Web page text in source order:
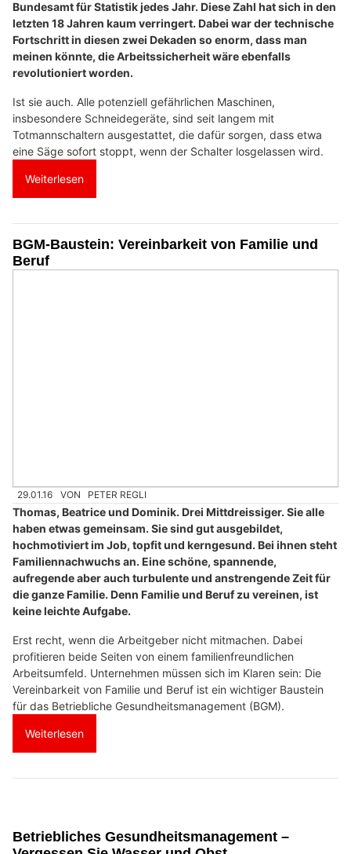
Bundesamt für Statistik jedes Jahr. Diese Zahl hat sich in den
letzten 18 Jahren kaum verringert. Dabei war der technische
Fortschritt in diesen zwei Dekaden so enorm, dass man
meinen könnte, die Arbeitssicherheit wäre ebenfalls
revolutioniert worden.
Ist sie auch. Alle potenziell gefährlichen Maschinen,
insbesondere Schneidegeräte, sind seit langem mit
Totmannschaltern ausgestattet, die dafür sorgen, dass etwa
eine Säge sofort stoppt, wenn der Schalter losgelassen wird.
Weiterlesen
BGM-Baustein: Vereinbarkeit von Familie und
Beruf
29.01.16 VON PETER REGLI
Thomas, Beatrice und Dominik. Drei Mittdreissiger. Sie alle
haben etwas gemeinsam. Sie sind gut ausgebildet,
hochmotiviert im Job, topfit und kerngesund. Bei ihnen steht
Familiennachwuchs an. Eine schöne, spannende,
aufregende aber auch turbulente und anstrengende Zeit für
die ganze Familie. Denn Familie und Beruf zu vereinen, ist
keine leichte Aufgabe.
Erst recht, wenn die Arbeitgeber nicht mitmachen. Dabei
profitieren beide Seiten von einem familienfreundlichen
Arbeitsumfeld. Unternehmen müssen sich im Klaren sein: Die
Vereinbarkeit von Familie und Beruf ist ein wichtiger Baustein
für das Betriebliche Gesundheitsmanagement (BGM).
Weiterlesen
Betriebliches Gesundheitsmanagement –